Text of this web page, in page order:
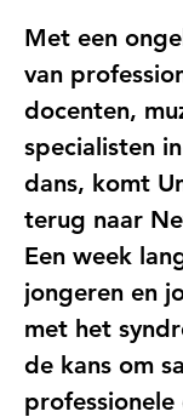
Met een
van
docenten,
specialisten
dans, komt
terug naar
Een week
jongeren en
met het
de kans om
professionele